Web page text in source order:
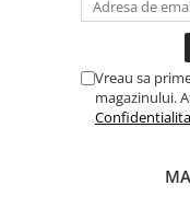
Vreau sa
magazinului.